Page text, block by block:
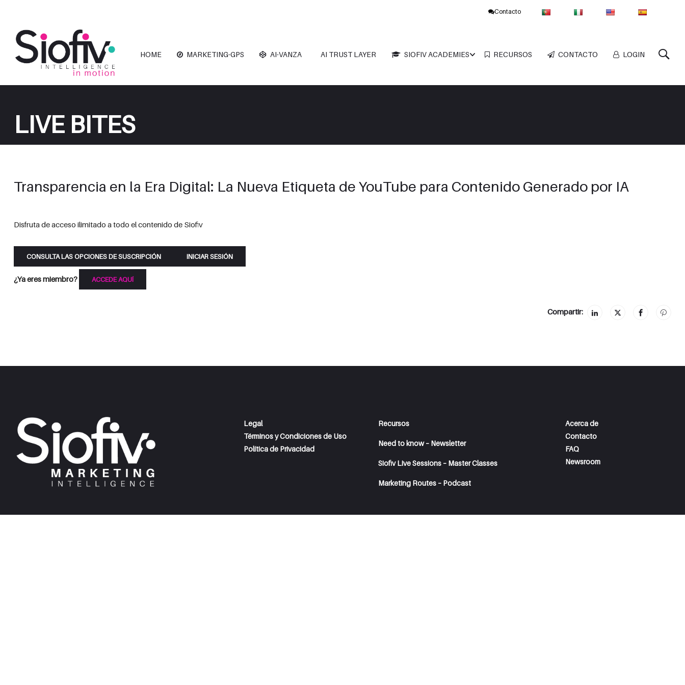
Contacto
HOME MARKETING-GPS AI-VANZA AI TRUST LAYER SIOFIV ACADEMIES RECURSOS CONTACTO LOGIN
LIVE BITES
Transparencia en la Era Digital: La Nueva Etiqueta de YouTube para Contenido Generado por IA
Disfruta de acceso ilimitado a todo el contenido de Siofiv
CONSULTA LAS OPCIONES DE SUSCRIPCIÓN INICIAR SESIÓN
¿Ya eres miembro? ACCEDE AQUÍ
Compartir:
Legal
Términos y Condiciones de Uso
Política de Privacidad
Recursos
Need to know – Newsletter
Siofiv Live Sessions – Master Classes
Marketing Routes – Podcast
Acerca de
Contacto
FAQ
Newsroom